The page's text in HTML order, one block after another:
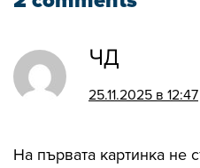
ЧД
25.11.2025 в 12:47
На първата картинка не